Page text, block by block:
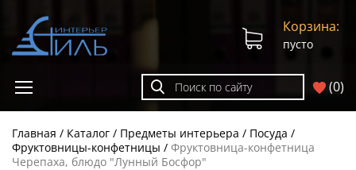
(0)
Корзина:
пусто
Главная Каталог Предметы интерьера
Посуда
Фруктовницы-конфетницы
Фруктовница-конфетница
Черепаха, блюдо "Лунный Босфор"